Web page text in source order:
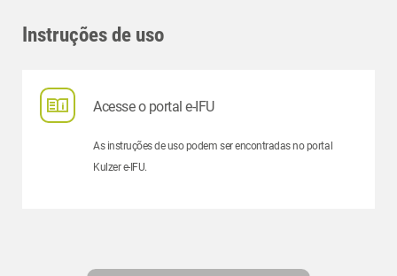
Instruções de uso
Acesse o portal e-IFU
As instruções de uso podem ser encontradas no portal
Kulzer e-IFU.